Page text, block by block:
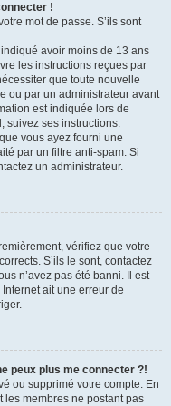
!
mot de passe. S’ils sont
avoir moins de 13 ans
les instructions reçues par
que toute nouvelle
ou par un administrateur avant
est indiquée lors de
suivez ses instructions.
vous ayez fourni une
par un filtre anti-spam. Si
un administrateur.
vérifiez que votre
S’ils le sont, contactez
n’avez pas été banni. Il est
ait une erreur de
peux plus me connecter ?!
ou supprimé votre compte. En
les membres ne postant pas